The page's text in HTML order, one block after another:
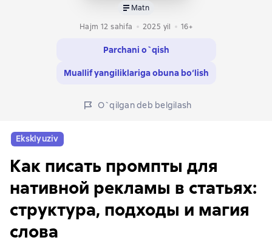
Matn
Hajm 12 sahifa
2025 yil 16+
Parchani o`qish
Muallif yangiliklariga obuna bo‘lish
O`qilgan deb belgilash
Eksklyuziv
Как писать промпты для
нативной рекламы в статьях:
структура, подходы и магия
слова